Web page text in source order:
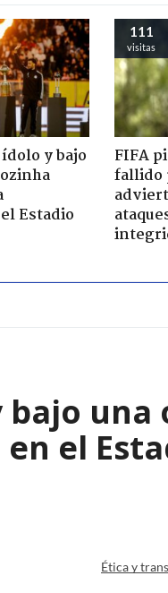
y bajo
Estadio
111
visitas
FIFA
fallido
el
Ética y